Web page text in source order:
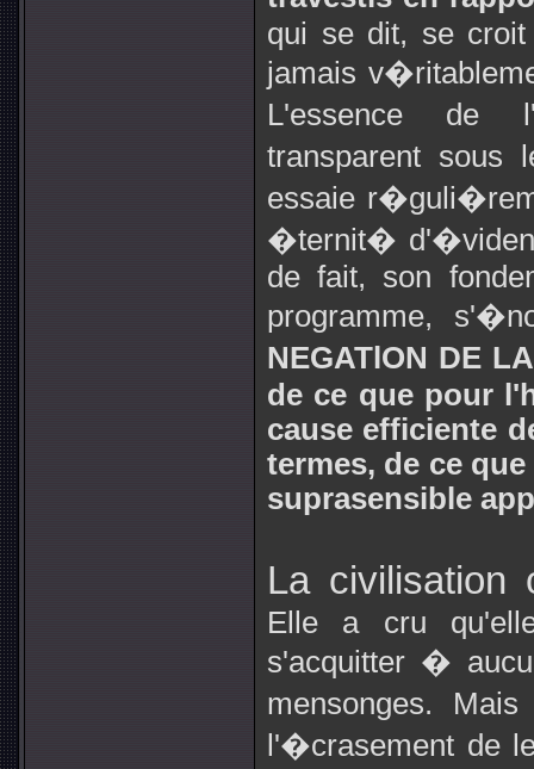
qui se dit, se
jamais
L'essence de
transparent sous
essaie
�ternit�
de fait, son
programme,
NEGATlON DE
de ce que pour
cause efficiente
termes, de ce
suprasensible
La
Elle a cru
s'acquitter �
mensonges.
l'�crasement de